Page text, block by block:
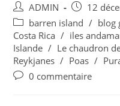
Auteur/autrice
de
la
publication :
ADMIN
Publication
publiée :
12
Post
category:
barren island / blog
Costa Rica / iles
Islande / Le chaudron
Reykjanes / Poas /
Commentaires
0 commentaire